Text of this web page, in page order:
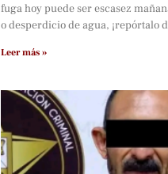
fuga hoy puede ser escasez
o desperdicio de agua, ¡repórtalo
Leer más »